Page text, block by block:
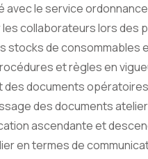
avec le service
collaborateurs lors des
stocks de consommables
et règles en
documents
des documents
ascendante et
en termes de